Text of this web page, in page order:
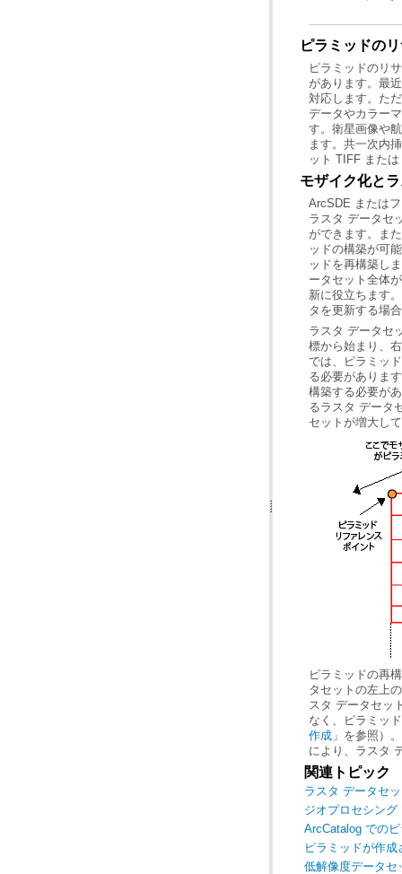
ピラミッドの
ット TIFF また
モザイク化と
タを更新する場
セットが増大し
なく、ピラミッ
作成
により、ラスタ
関連トピック
ラスタ データセ
ジオプロセシン
ArcCatalog での
ピラミッドが作
低解像度データセ